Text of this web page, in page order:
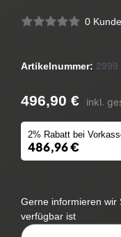
0
Artikelnummer: 2999
496,90 € inkl.
2% Rabatt bei
486,96 €
Gerne informieren wir
verfügbar ist